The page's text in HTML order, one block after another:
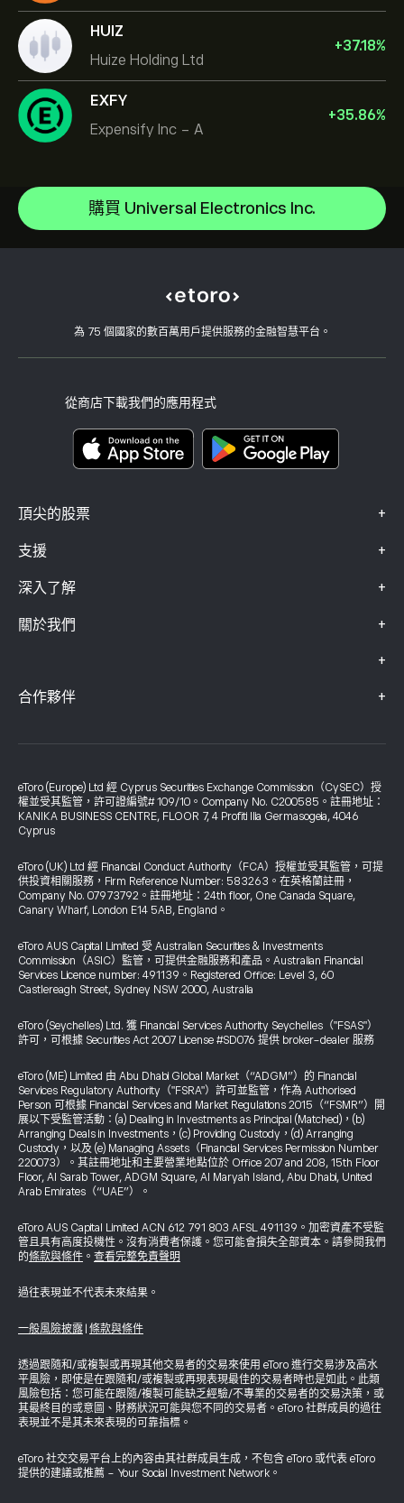
HUIZ
Huize Holding Ltd
+37.18%
EXFY
Expensify Inc - A
+35.86%
購買 Universal Electronics Inc.
為 75 個國家的數百萬用戶提供服務的金融智慧平台。
從商店下載我們的應用程式
頂尖的股票 +
Micron Technology, Inc.
Lam Research Corp
Applied Materials Inc
支援 +
如何存款
如何提款
開設帳戶
用戶端漏洞
深入了解 +
CopyTrading 如何運作
負責任的交易
關於我們 +
為什麼選擇 eToro
我們的辦事處
+
風險揭露
關鍵資訊文件
投訴資料（FCA 客戶）
合作夥伴 +
投資保險
eToro (Europe) Ltd 經 Cyprus Securities Exchange Commission（CySEC）授
權並受其監管，許可證編號# 109/10。Company No. C200585。註冊地址：
KANIKA BUSINESS CENTRE, FLOOR 7, 4 Profiti Ilia Germasogeia, 4046
Cyprus
eToro (UK) Ltd 經 Financial Conduct Authority（FCA）授權並受其監管，可提
供投資相關服務，Firm Reference Number: 583263。在英格蘭註冊，
Company No. 07973792。註冊地址：24th floor, One Canada Square,
Canary Wharf, London E14 5AB, England。
eToro AUS Capital Limited 受 Australian Securities & Investments
Commission（ASIC）監管，可提供金融服務和產品。Australian Financial
Services Licence number: 491139。Registered Office: Level 3, 60
Castlereagh Street, Sydney NSW 2000, Australia
eToro (Seychelles) Ltd. 獲 Financial Services Authority Seychelles（"FSAS"）
許可，可根據 Securities Act 2007 License #SD076 提供 broker-dealer 服務
eToro (ME) Limited 由 Abu Dhabi Global Market（“ADGM”）的 Financial
Services Regulatory Authority（"FSRA"）許可並監管，作為 Authorised
Person 可根據 Financial Services and Market Regulations 2015（“FSMR”）開
展以下受監管活動：(a) Dealing in Investments as Principal (Matched)，(b)
Arranging Deals in Investments，(c) Providing Custody，(d) Arranging
Custody，以及 (e) Managing Assets（Financial Services Permission Number
220073）。其註冊地址和主要營業地點位於 Office 207 and 208, 15th Floor
Floor, Al Sarab Tower, ADGM Square, Al Maryah Island, Abu Dhabi, United
Arab Emirates（“UAE”）。
eToro AUS Capital Limited ACN 612 791 803 AFSL 491139。加密資產不受監
管且具有高度投機性。沒有消費者保護。您可能會損失全部資本。請參閱我們
的條款與條件 。 查看完整免責聲明
過往表現並不代表未來結果。
一般風險披露 條款與條件
透過跟隨和/或複製或再現其他交易者的交易來使用 eToro 進行交易涉及高水
平風險，即使是在跟隨和/或複製或再現表現最佳的交易者時也是如此。此類
風險包括：您可能在跟隨/複製可能缺乏經驗/不專業的交易者的交易決策，或
其最終目的或意圖、財務狀況可能與您不同的交易者。eToro 社群成員的過往
表現並不是其未來表現的可靠指標。
eToro 社交交易平台上的內容由其社群成員生成，不包含 eToro 或代表 eToro
提供的建議或推薦 - Your Social Investment Network。